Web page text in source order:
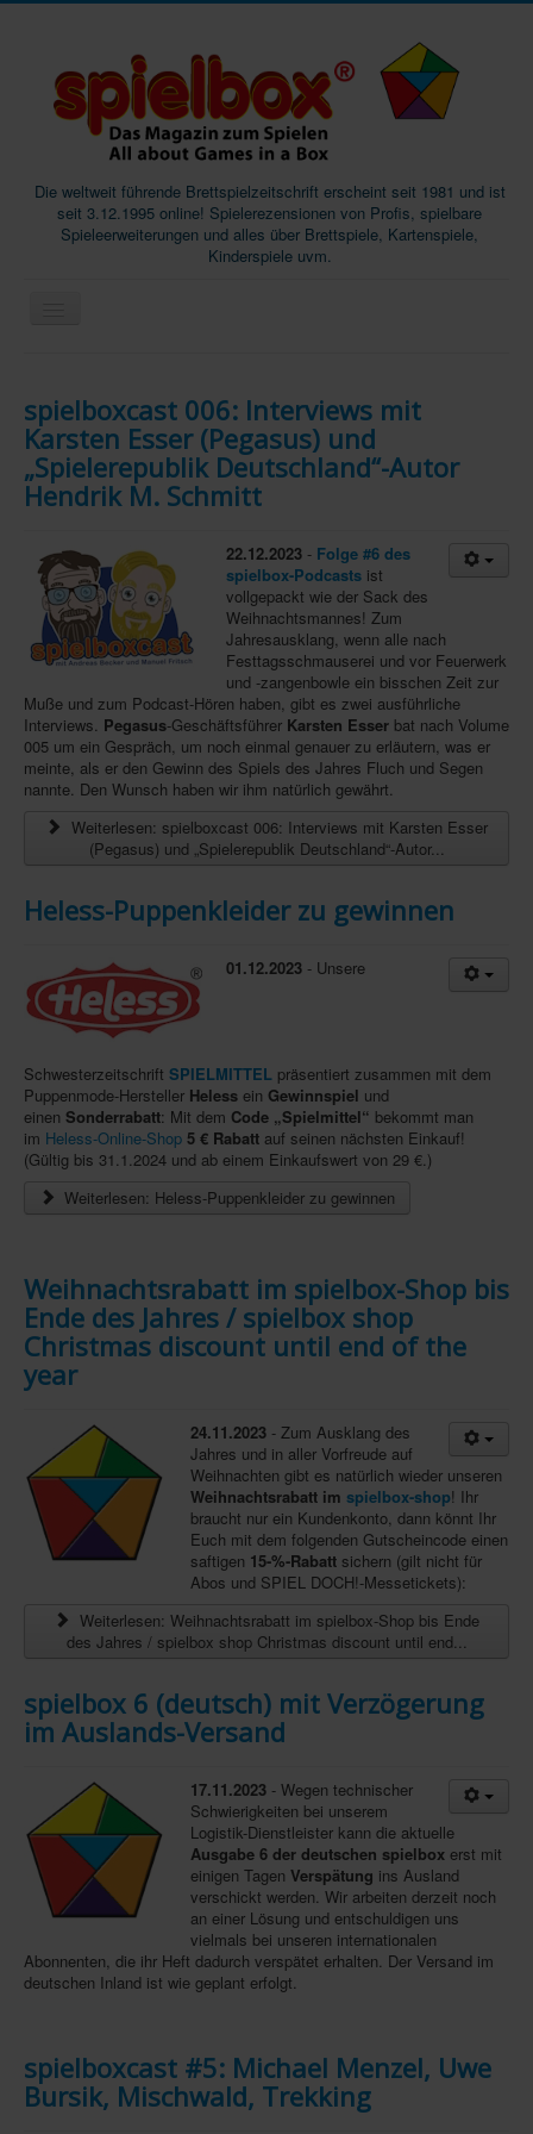
Die weltweit führende Brettspielzeitschrift erscheint seit 1981 und ist
seit 3.12.1995 online! Spielerezensionen von Profis, spielbare
Spieleerweiterungen und alles über Brettspiele, Kartenspiele,
Kinderspiele uvm.
Magazine
Abos/Subscriptions
Podcast
Infos
Shop
Download spielbox Special 2025
Spieledatenbank
Premium login
Neuheiten-New Games
Köpfe-Heads
Preise-Awards
Interviews
Crowdfunding
In eigener Sache-On our own behalf
Archivierte Meldungen-News archive
spielboxcast 006: Interviews mit
Karsten Esser (Pegasus) und
„Spielerepublik Deutschland“-Autor
Hendrik M. Schmitt
22.12.2023 - Folge #6 des
spielbox-Podcasts ist
vollgepackt wie der Sack des
Weihnachtsmannes! Zum
Jahresausklang, wenn alle nach
Festtagsschmauserei und vor Feuerwerk
und -zangenbowle ein bisschen Zeit zur
Muße und zum Podcast-Hören haben, gibt es zwei ausführliche
Interviews. Pegasus-Geschäftsführer Karsten Esser bat nach Volume
005 um ein Gespräch, um noch einmal genauer zu erläutern, was er
meinte, als er den Gewinn des Spiels des Jahres Fluch und Segen
nannte. Den Wunsch haben wir ihm natürlich gewährt.
Weiterlesen: spielboxcast 006: Interviews mit Karsten Esser
(Pegasus) und „Spielerepublik Deutschland“-Autor...
Heless-Puppenkleider zu gewinnen
01.12.2023 - Unsere
Schwesterzeitschrift SPIELMITTEL präsentiert zusammen mit dem
Puppenmode-Hersteller Heless ein Gewinnspiel und
einen Sonderrabatt: Mit dem Code „Spielmittel“ bekommt man
im Heless-Online-Shop 5 € Rabatt auf seinen nächsten Einkauf!
(Gültig bis 31.1.2024 und ab einem Einkaufswert von 29 €.)
Weiterlesen: Heless-Puppenkleider zu gewinnen
Weihnachtsrabatt im spielbox-Shop bis
Ende des Jahres / spielbox shop
Christmas discount until end of the
year
24.11.2023 - Zum Ausklang des
Jahres und in aller Vorfreude auf
Weihnachten gibt es natürlich wieder unseren
Weihnachtsrabatt im spielbox-shop! Ihr
braucht nur ein Kundenkonto, dann könnt Ihr
Euch mit dem folgenden Gutscheincode einen
saftigen 15-%-Rabatt sichern (gilt nicht für
Abos und SPIEL DOCH!-Messetickets):
Weiterlesen: Weihnachtsrabatt im spielbox-Shop bis Ende
des Jahres / spielbox shop Christmas discount until end...
spielbox 6 (deutsch) mit Verzögerung
im Auslands-Versand
17.11.2023 - Wegen technischer
Schwierigkeiten bei unserem
Logistik-Dienstleister kann die aktuelle
Ausgabe 6 der deutschen spielbox erst mit
einigen Tagen Verspätung ins Ausland
verschickt werden. Wir arbeiten derzeit noch
an einer Lösung und entschuldigen uns
vielmals bei unseren internationalen
Abonnenten, die ihr Heft dadurch verspätet erhalten. Der Versand im
deutschen Inland ist wie geplant erfolgt.
spielboxcast #5: Michael Menzel, Uwe
Bursik, Mischwald, Trekking